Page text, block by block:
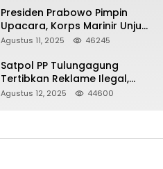
Presiden Prabowo Pimpin
Upacara, Korps Marinir Unjuk
Kekuatan dan Resmikan
Agustus 11, 2025 46245
Satpol PP Tulungagung
Tertibkan Reklame Ilegal,
Wujudkan Kota yang Rapi
Agustus 12, 2025 44600